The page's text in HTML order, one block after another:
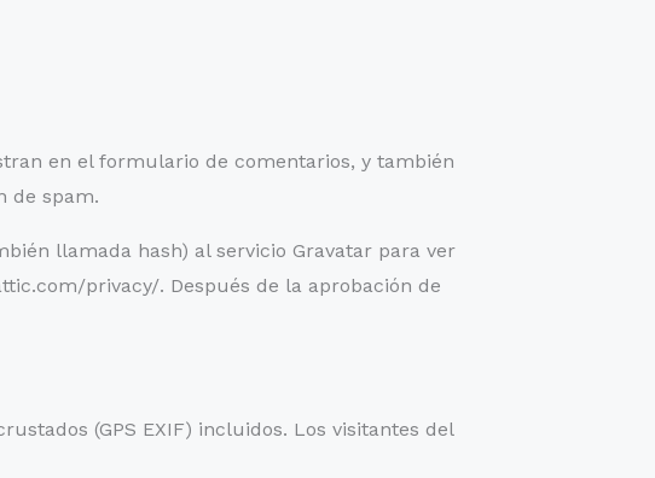
en el formulario de comentarios, y también
de spam.
llamada hash) al servicio Gravatar para ver
privacy/. Después de la aprobación de
(GPS EXIF) incluidos. Los visitantes del